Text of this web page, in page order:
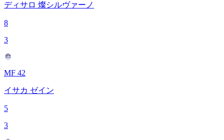
ディサロ 燦シルヴァーノ
8
3
MF 42
イサカ ゼイン
5
3